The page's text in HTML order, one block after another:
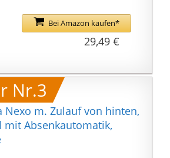
Campingtoiletten und
Toilettenkabinen.
Camping Garten Keller
Flüssigkeitsbelastung
der Komposttoilette
wird durch das Urinal
reduziert und
unangenehme Gerüche
Bei Amazon kaufen*
29,49 €
Nr.3
Nexo m. Zulauf von hinten,
mit Absenkautomatik,